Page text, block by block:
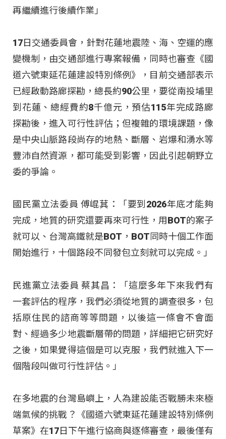
再繼續進行後續作業」
17日交通委員會，針對花蓮地震陸、海、空運的應
變機制，由交通部進行專案報備，同時也審查《國
道六號東延花蓮建設特別條例》，目前交通部表示
已經啟動路廊探勘，總長約90公里，要從南投埔里
到花蓮、總經費約8千億元，預估115年完成路廊
探勘後，進入可行性評估；但複雜的環境課題，像
是中央山脈路段尚存的地熱、斷層、岩爆和湧水等
豐沛自然資源，都可能受到影響，因此引起朝野立
委的爭論。
國民黨立法委員 傅崐萁：「要到2026年底才能夠
完成，地質的研究還要再來可行性，用BOT的案子
就可以、台灣高鐵就是BOT，BOT同時十個工作面
開始進行，十個路段不同發包立刻就可以完成。」
民進黨立法委員 蔡其昌：「這麼多年下來我們有
一套評估的程序，我們必須從地質的調查很多，包
括原住民的諮商等等問題，以後這一條會不會面
對、經過多少地震斷層帶的問題，詳細把它研究好
之後，如果覺得這個是可以克服，我們就進入下一
個階段叫做可行性評估。」
在多地震的台灣島嶼上，人為建設能否戰勝未來極
端氣候的挑戰？《國道六號東延花蓮建設特別條例
草案》在17日下午進行協商與逐條審查，最後僅有